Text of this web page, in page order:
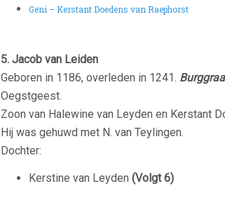
Geni – Kerstant Doedens van Raephorst
5. Jacob van Leiden
Geboren in 1186, overleden in 1241.
Oegstgeest.
Zoon van Halewine van Leyden en Kerstant
Hij was gehuwd met N. van Teylingen.
Dochter:
Kerstine van Leyden (Volgt 6)